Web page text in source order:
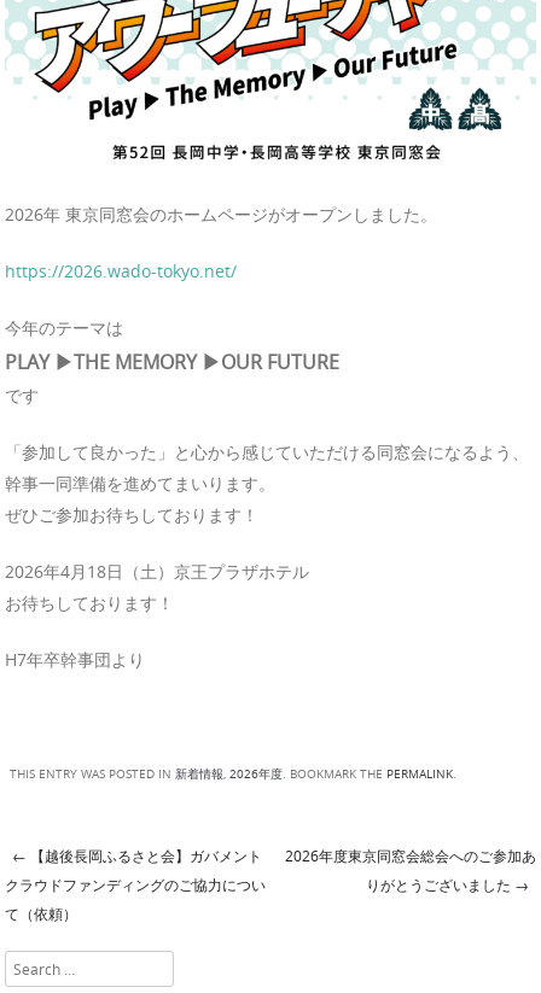
2026年 東京同窓会のホームページがオープンしました。
https://2026.wado-tokyo.net/
今年のテーマは
PLAY ▶︎THE MEMORY ▶︎OUR FUTURE
です
「参加して良かった」と心から感じていただける同窓会になるよう、
幹事一同準備を進めてまいります。
ぜひご参加お待ちしております！
2026年4月18日（土）京王プラザホテル
お待ちしております！
H7年卒幹事団より
THIS ENTRY WAS POSTED IN 新着情報, 2026年度. BOOKMARK THE PERMALINK.
Post navigation
← 【越後長岡ふるさと会】ガバメント
クラウドファンディングのご協力につい
て（依頼）
2026年度東京同窓会総会へのご参加あ
りがとうございました →
Search